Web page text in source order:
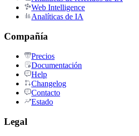
Web Intelligence
Analíticas de IA
Compañía
Precios
Documentación
Help
Changelog
Contacto
Estado
Legal